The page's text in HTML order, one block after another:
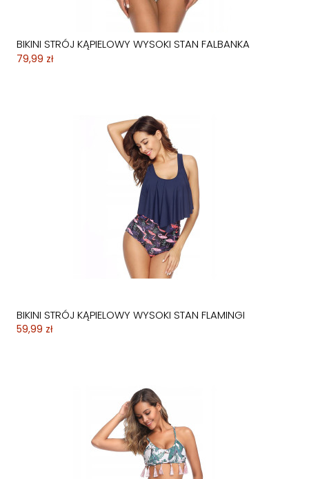
BIKINI STRÓJ KĄPIELOWY WYSOKI STAN FALBANKA
79,99 zł
BIKINI STRÓJ KĄPIELOWY WYSOKI STAN FLAMINGI
59,99 zł